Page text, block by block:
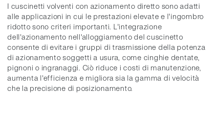
I cuscinetti volventi con azionamento diretto sono adatti
alle applicazioni in cui le prestazioni elevate e l'ingombro
ridotto sono criteri importanti. L'integrazione
dell'azionamento nell'alloggiamento del cuscinetto
consente di evitare i gruppi di trasmissione della potenza
di azionamento soggetti a usura, come cinghie dentate,
pignoni o ingranaggi. Ciò riduce i costi di manutenzione,
aumenta l'efficienza e migliora sia la gamma di velocità
che la precisione di posizionamento.